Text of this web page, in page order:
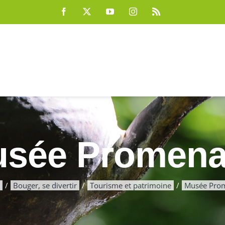
Facebook YouTubeInstagram
Bouger, se divertir Tourisme et patrimoine Musée